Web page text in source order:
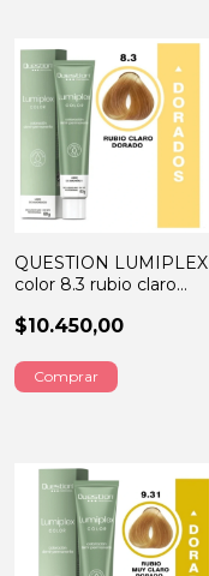
QUESTION LUMIPLEX
color 8.3 rubio claro
$10.450,00